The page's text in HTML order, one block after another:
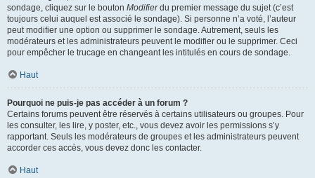
sondage, cliquez sur le bouton Modifierdu premier message du sujet (c’est
toujours celui auquel est associé le sondage). Si personne n’a voté, l’auteur
peut modifier une option ou supprimer le sondage. Autrement, seuls les
modérateurs et les administrateurs peuvent le modifier ou le supprimer. Ceci
pour empêcher le trucage en changeant les intitulés en cours de sondage.
Haut
Pourquoi ne puis-je pas accéder à un forum ?
Certains forums peuvent être réservés à certains utilisateurs ou groupes. Pour
les consulter, les lire, y poster, etc., vous devez avoir les permissions s’y
rapportant. Seuls les modérateurs de groupes et les administrateurs peuvent
accorder ces accès, vous devez donc les contacter.
Haut